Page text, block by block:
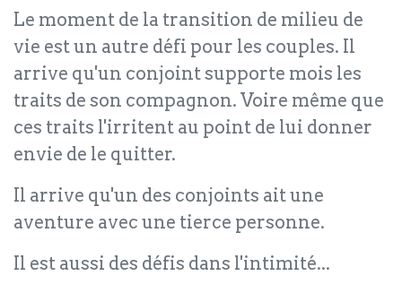
Le moment de la transition de milieu de
vie est un autre défi pour les couples. Il
arrive qu'un conjoint supporte mois les
traits de son compagnon. Voire même que
ces traits l'irritent au point de lui donner
envie de le quitter.
Il arrive qu'un des conjoints ait une
aventure avec une tierce personne.
Il est aussi des défis dans l'intimité...